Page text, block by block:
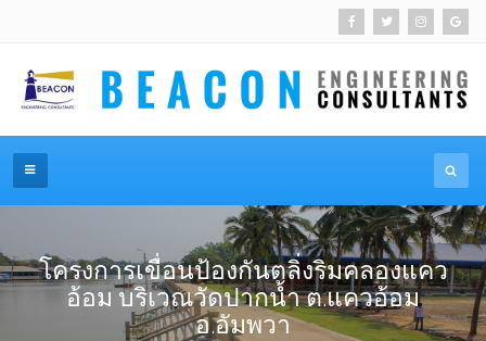
โครงการเขื่อนป้องกันตลิ่งริมคลองแคว
อ้อม บริเวณวัดปากน้ำ ต.แควอ้อม
อ.อัมพวา